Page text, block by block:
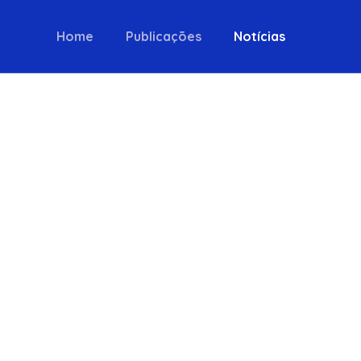
Home Publicações Notícias